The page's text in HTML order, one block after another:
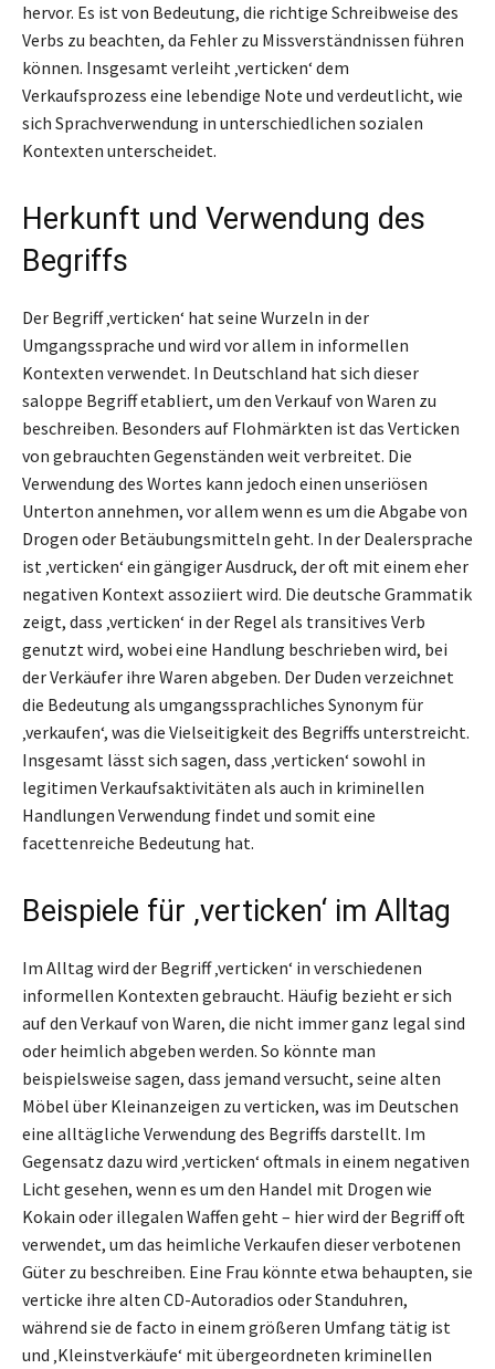
hervor. Es ist von Bedeutung, die richtige Schreibweise des
Verbs zu beachten, da Fehler zu Missverständnissen führen
können. Insgesamt verleiht ‚verticken‘ dem
Verkaufsprozess eine lebendige Note und verdeutlicht, wie
sich Sprachverwendung in unterschiedlichen sozialen
Kontexten unterscheidet.
Herkunft und Verwendung des
Begriffs
Der Begriff ‚verticken‘ hat seine Wurzeln in der
Umgangssprache und wird vor allem in informellen
Kontexten verwendet. In Deutschland hat sich dieser
saloppe Begriff etabliert, um den Verkauf von Waren zu
beschreiben. Besonders auf Flohmärkten ist das Verticken
von gebrauchten Gegenständen weit verbreitet. Die
Verwendung des Wortes kann jedoch einen unseriösen
Unterton annehmen, vor allem wenn es um die Abgabe von
Drogen oder Betäubungsmitteln geht. In der Dealersprache
ist ‚verticken‘ ein gängiger Ausdruck, der oft mit einem eher
negativen Kontext assoziiert wird. Die deutsche Grammatik
zeigt, dass ‚verticken‘ in der Regel als transitives Verb
genutzt wird, wobei eine Handlung beschrieben wird, bei
der Verkäufer ihre Waren abgeben. Der Duden verzeichnet
die Bedeutung als umgangssprachliches Synonym für
‚verkaufen‘, was die Vielseitigkeit des Begriffs unterstreicht.
Insgesamt lässt sich sagen, dass ‚verticken‘ sowohl in
legitimen Verkaufsaktivitäten als auch in kriminellen
Handlungen Verwendung findet und somit eine
facettenreiche Bedeutung hat.
Beispiele für ‚verticken‘ im Alltag
Im Alltag wird der Begriff ‚verticken‘ in verschiedenen
informellen Kontexten gebraucht. Häufig bezieht er sich
auf den Verkauf von Waren, die nicht immer ganz legal sind
oder heimlich abgeben werden. So könnte man
beispielsweise sagen, dass jemand versucht, seine alten
Möbel über Kleinanzeigen zu verticken, was im Deutschen
eine alltägliche Verwendung des Begriffs darstellt. Im
Gegensatz dazu wird ‚verticken‘ oftmals in einem negativen
Licht gesehen, wenn es um den Handel mit Drogen wie
Kokain oder illegalen Waffen geht – hier wird der Begriff oft
verwendet, um das heimliche Verkaufen dieser verbotenen
Güter zu beschreiben. Eine Frau könnte etwa behaupten, sie
verticke ihre alten CD-Autoradios oder Standuhren,
während sie de facto in einem größeren Umfang tätig ist
und ‚Kleinstverkäufe‘ mit übergeordneten kriminellen